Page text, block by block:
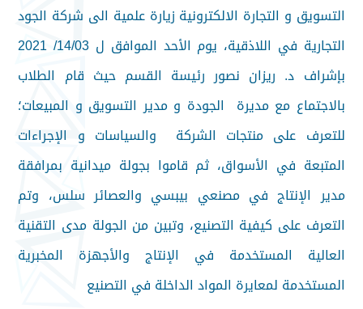
التسويق و التجارة الالكترونية زيارة علمية الى شركة الجود
التجارية في اللاذقية، يوم الأحد الموافق ل 14/03/ 2021
بإشراف د. ريزان نصور رئيسة القسم حيث قام الطلاب
بالاجتماع مع مديرة الجودة و مدير التسويق و المبيعات؛
للتعرف على منتجات الشركة والسياسات و الإجراءات
المتبعة في الأسواق، ثم قاموا بجولة ميدانية بمرافقة
مدير الإنتاج في مصنعي بيبسي والعصائر سلس، وتم
التعرف على كيفية التصنيع، وتبين من الجولة مدى التقنية
العالية المستخدمة في الإنتاج والأجهزة المخبرية
المستخدمة لمعايرة المواد الداخلة في التصنيع